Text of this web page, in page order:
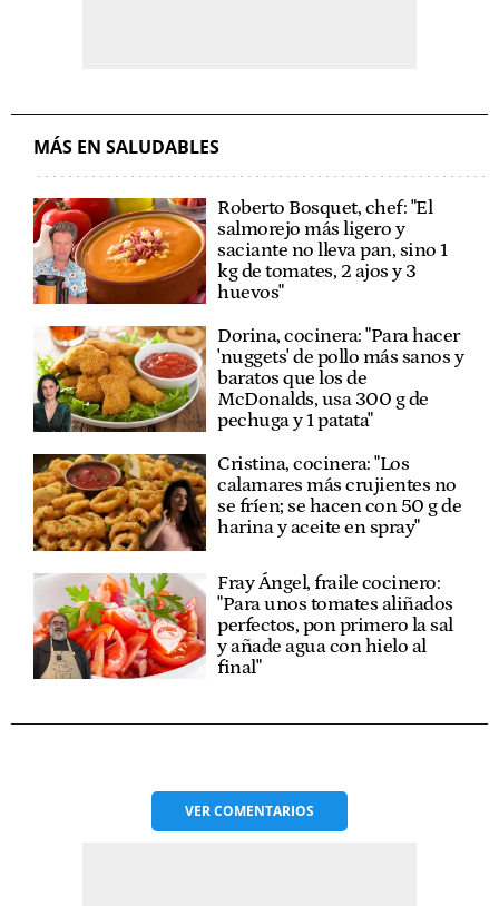
MÁS EN SALUDABLES
Roberto Bosquet, chef: "El
salmorejo más ligero y
saciante no lleva pan, sino 1
kg de tomates, 2 ajos y 3
huevos"
Dorina, cocinera: "Para hacer
'nuggets' de pollo más sanos y
baratos que los de
McDonalds, usa 300 g de
pechuga y 1 patata"
Cristina, cocinera: "Los
calamares más crujientes no
se fríen; se hacen con 50 g de
harina y aceite en spray"
Fray Ángel, fraile cocinero:
"Para unos tomates aliñados
perfectos, pon primero la sal
y añade agua con hielo al
final"
VERCOMENTARIOS